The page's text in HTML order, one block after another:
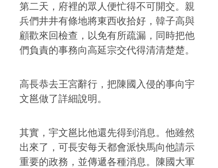
第二天，府裡的眾人便忙得不可開交。親
兵們井井有條地將東西收拾好，韓子高與
顧歡來回檢查，以免有所疏漏，同時把他
們負責的事務向高延宗交代得清清楚楚。
高長恭去王宮辭行，把陳國入侵的事向宇
文邕做了詳細說明。
其實，宇文邕比他還先得到消息。他雖然
出來了，可長安每天都會派快馬向他請示
重要的政務，並傳遞各種消息。陳國大軍